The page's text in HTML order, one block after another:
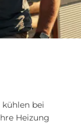
bei
Heizung